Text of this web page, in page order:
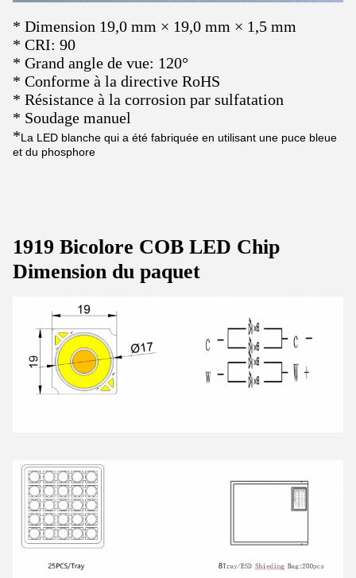
* Dimension 19,0 mm × 19,0 mm × 1,5 mm
* CRI: 90
* Grand angle de vue: 120°
* Conforme à la directive RoHS
* Résistance à la corrosion par sulfatation
* Soudage manuel
*La LED blanche qui a été fabriquée en utilisant une puce bleue
et du phosphore
1919 Bicolore COB LED Chip
Dimension du paquet